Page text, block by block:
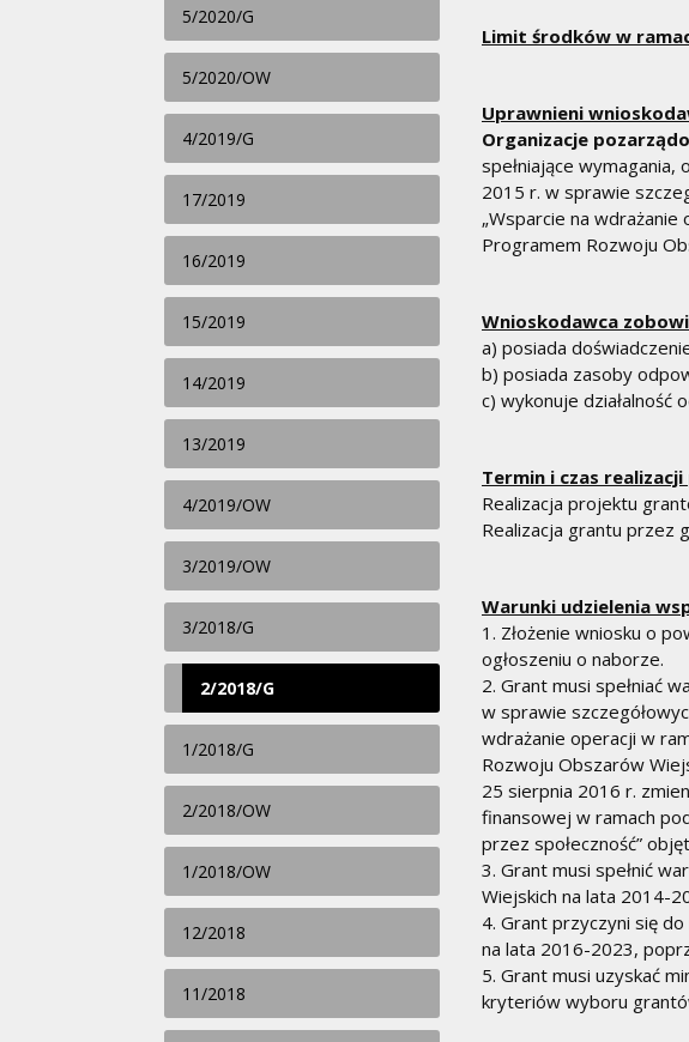
5/2020/G
5/2020/OW
4/2019/G
17/2019
16/2019
15/2019
14/2019
13/2019
4/2019/OW
3/2019/OW
3/2018/G
2/2018/G
1/2018/G
2/2018/OW
1/2018/OW
12/2018
11/2018
Limit środków w
Uprawnieni
Organizacje
spełniające
2015 r. w sprawie
„Wsparcie na
Programem Rozwoju
Wnioskodawca
a) posiada
b) posiada zasoby
c) wykonuje
Termin i czas
Realizacja projektu
Realizacja grantu przez
Warunki udzielenia
1. Złożenie wniosku o
ogłoszeniu o naborze.
2. Grant musi spełniać
w sprawie
wdrażanie operacji w
Rozwoju Obszarów
25 sierpnia 2016 r.
finansowej w ramach
przez społeczność”
3. Grant musi spełnić
Wiejskich na lata 2014-
4. Grant przyczyni się
na lata 2016-2023,
5. Grant musi uzyskać
kryteriów wyboru